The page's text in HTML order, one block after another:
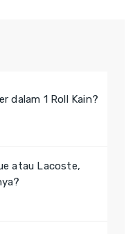
dalam 1 Roll Kain?
atau Lacoste,